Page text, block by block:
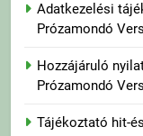
Adatkezelési
Prózamondó
Hozzájáruló
Prózamondó
Tájékoztató hit-